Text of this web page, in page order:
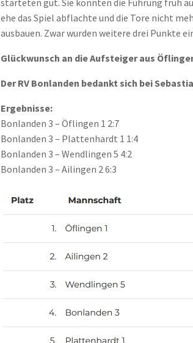
starteten gut. Sie konnten die Führung früh
ehe das Spiel abflachte und die Tore nicht
ausbauen. Zwar wurden weitere drei Punkte
Glückwunsch an die Aufsteiger aus
Der RV Bonlanden bedankt sich bei
Ergebnisse:
Bonlanden 3 – Öflingen 1 2:7
Bonlanden 3 – Plattenhardt 1 1:4
Bonlanden 3 – Wendlingen 5 4:2
Bonlanden 3 – Ailingen 2 6:3